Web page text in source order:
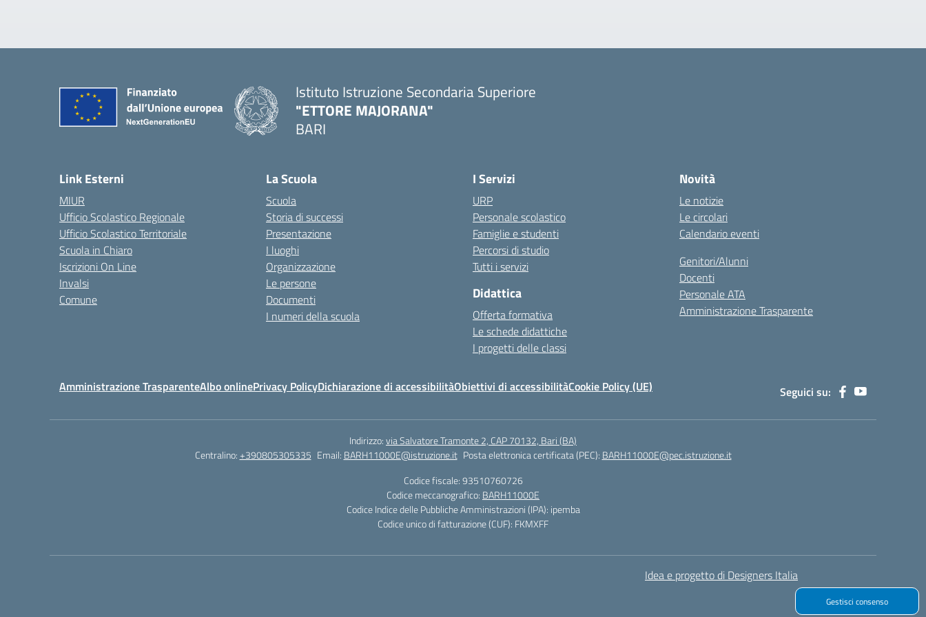
Istituto Istruzione Secondaria Superiore
"ETTORE MAJORANA"
BARI
Link Esterni
MIUR
Ufficio Scolastico Regionale
Ufficio Scolastico Territoriale
Scuola in Chiaro
Iscrizioni On Line
Invalsi
Comune
La Scuola
Scuola
Storia di successi
Presentazione
I luoghi
Organizzazione
Le persone
Documenti
I numeri della scuola
I Servizi
URP
Personale scolastico
Famiglie e studenti
Percorsi di studio
Tutti i servizi
Didattica
Offerta formativa
Le schede didattiche
I progetti delle classi
Novità
Le notizie
Le circolari
Calendario eventi
Genitori/Alunni
Docenti
Personale ATA
Amministrazione Trasparente
Amministrazione TrasparenteAlbo onlinePrivacy PolicyDichiarazione di accessibilitàObiettivi di accessibilitàCookie Policy (UE) Seguici su:
Indirizzo:via Salvatore Tramonte 2, CAP 70132, Bari (BA)
Centralino:+390805305335 Email: BARH11000E@istruzione.it Posta elettronica certificata (PEC): BARH11000E@pec.istruzione.it
Codice fiscale: 93510760726
Codice meccanografico: BARH11000E
Codice Indice delle Pubbliche Amministrazioni (IPA): ipemba
Codice unico di fatturazione (CUF): FKMXFF
Idea e progetto di Designers Italia
Gestisci consenso